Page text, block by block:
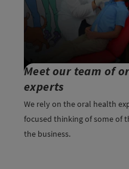
Meet our team of
experts
We rely on the oral health
focused thinking of some of
the business.